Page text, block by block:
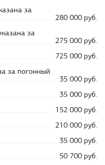
за
280 000 руб.
за
275 000 руб.
725 000 руб.
за погонный
35 000 руб.
35 000 руб.
152 000 руб.
210 000 руб.
35 000 руб.
50 700 руб.